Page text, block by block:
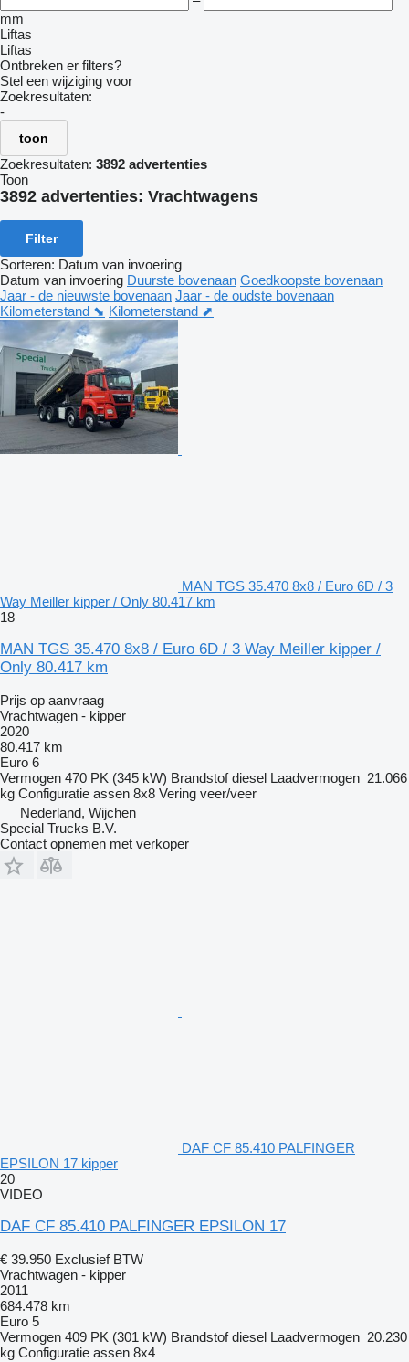
mm
Liftas
Liftas
Ontbreken er filters?
Stel een wijziging voor
Zoekresultaten:
-
toon
Zoekresultaten: 3892 advertenties
Toon
3892 advertenties: Vrachtwagens
Filter
Sorteren: Datum van invoering
Datum van invoering Duurste bovenaan Goedkoopste bovenaan
Jaar - de nieuwste bovenaan Jaar - de oudste bovenaan
Kilometerstand ⬊ Kilometerstand ⬈
MAN TGS 35.470 8x8 / Euro 6D / 3
Way Meiller kipper / Only 80.417 km
18
MAN TGS 35.470 8x8 / Euro 6D / 3 Way Meiller kipper /
Only 80.417 km
Prijs op aanvraag
Vrachtwagen - kipper
2020
80.417 km
Euro 6
Vermogen 470 PK (345 kW) Brandstof diesel Laadvermogen 21.066
kg Configuratie assen 8x8 Vering veer/veer
Nederland, Wijchen
Special Trucks B.V.
Contact opnemen met verkoper
DAF CF 85.410 PALFINGER
EPSILON 17 kipper
20
VIDEO
DAF CF 85.410 PALFINGER EPSILON 17
€ 39.950 Exclusief BTW
Vrachtwagen - kipper
2011
684.478 km
Euro 5
Vermogen 409 PK (301 kW) Brandstof diesel Laadvermogen 20.230
kg Configuratie assen 8x4